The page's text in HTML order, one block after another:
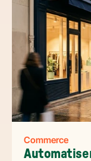
Commerce